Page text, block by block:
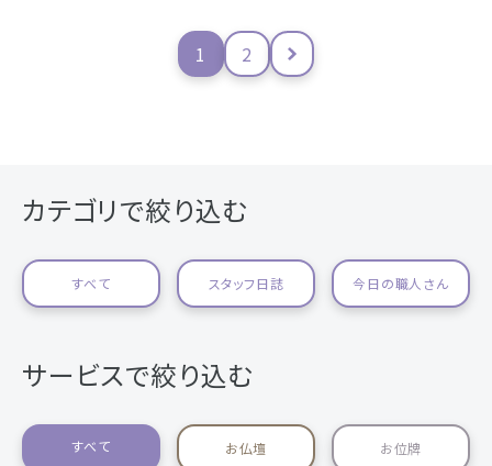
1 2
カテゴリで絞り込む
すべて スタッフ日誌 今日の職人さん
サービスで絞り込む
すべて お仏壇 お位牌